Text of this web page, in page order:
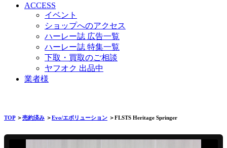
ACCESS
イベント
ショップへのアクセス
ハーレー誌 広告一覧
ハーレー誌 特集一覧
下取・買取のご相談
ヤフオク 出品中
業者様
TOP＞売約済み ＞Evo/エボリューション ＞FLSTS Heritage Springer